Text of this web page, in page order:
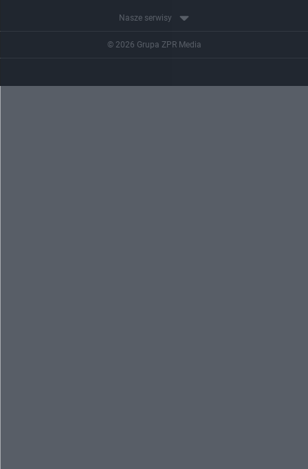
Nasze serwisy
© 2026 Grupa ZPR Media